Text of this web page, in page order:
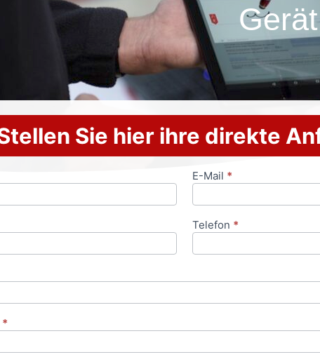
Gerät
Sie hier ihre direkte
E-Mail *
Telefon *
*